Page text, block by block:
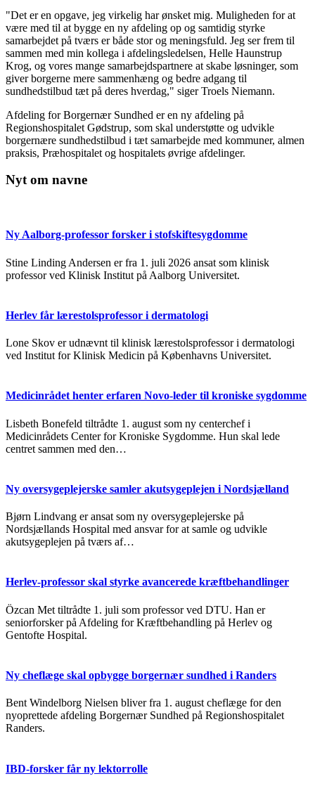
"Det er en opgave, jeg virkelig har ønsket mig. Muligheden for at
være med til at bygge en ny afdeling op og samtidig styrke
samarbejdet på tværs er både stor og meningsfuld. Jeg ser frem til
sammen med min kollega i afdelingsledelsen, Helle Haunstrup
Krog, og vores mange samarbejdspartnere at skabe løsninger, som
giver borgerne mere sammenhæng og bedre adgang til
sundhedstilbud tæt på deres hverdag," siger Troels Niemann.
Afdeling for Borgernær Sundhed er en ny afdeling på
Regionshospitalet Gødstrup, som skal understøtte og udvikle
borgernære sundhedstilbud i tæt samarbejde med kommuner, almen
praksis, Præhospitalet og hospitalets øvrige afdelinger.
Nyt om navne
Ny Aalborg-professor forsker i stofskiftesygdomme
Stine Linding Andersen er fra 1. juli 2026 ansat som klinisk
professor ved Klinisk Institut på Aalborg Universitet.
Herlev får lærestolsprofessor i dermatologi
Lone Skov er udnævnt til klinisk lærestolsprofessor i dermatologi
ved Institut for Klinisk Medicin på Københavns Universitet.
Medicinrådet henter erfaren Novo-leder til kroniske sygdomme
Lisbeth Bonefeld tiltrådte 1. august som ny centerchef i
Medicinrådets Center for Kroniske Sygdomme. Hun skal lede
centret sammen med den…
Ny oversygeplejerske samler akutsygeplejen i Nordsjælland
Bjørn Lindvang er ansat som ny oversygeplejerske på
Nordsjællands Hospital med ansvar for at samle og udvikle
akutsygeplejen på tværs af…
Herlev-professor skal styrke avancerede kræftbehandlinger
Özcan Met tiltrådte 1. juli som professor ved DTU. Han er
seniorforsker på Afdeling for Kræftbehandling på Herlev og
Gentofte Hospital.
Ny cheflæge skal opbygge borgernær sundhed i Randers
Bent Windelborg Nielsen bliver fra 1. august cheflæge for den
nyoprettede afdeling Borgernær Sundhed på Regionshospitalet
Randers.
IBD-forsker får ny lektorrolle